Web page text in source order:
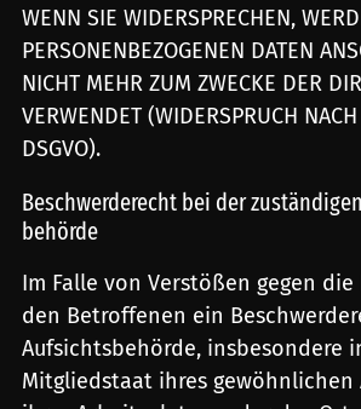
WENN SIE WIDERSPRECHEN,
PERSONENBEZOGENEN DATEN
NICHT MEHR ZUM ZWECKE DER
VERWENDET (WIDERSPRUCH
DSGVO).
Beschwerde­recht bei der
behörde
Im Falle von Verstößen gegen die
den Betroffenen ein
Aufsichtsbehörde, insbesondere
Mitgliedstaat ihres gewöhnlichen